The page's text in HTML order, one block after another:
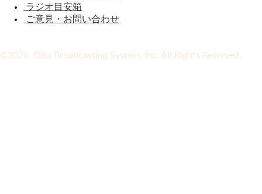
ラジオ目安箱
ご意見・お問い合わせ
©2026 Oita Broadcasting System, Inc. All Rights Reserved.